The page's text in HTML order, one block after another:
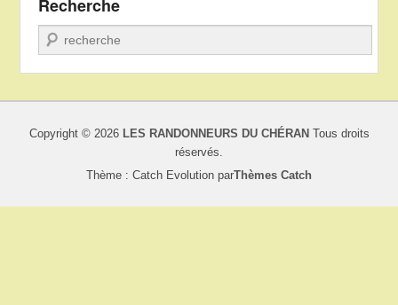
Recherche
Recherche
Copyright © 2026 LES RANDONNEURS DU CHÉRANTous droits
réservés.
Thème : Catch Evolution parThèmes Catch